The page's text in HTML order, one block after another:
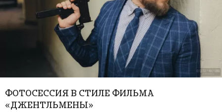
ФОТОСЕССИЯ В СТИЛЕ ФИЛЬМА
«ДЖЕНТЛЬМЕНЫ»